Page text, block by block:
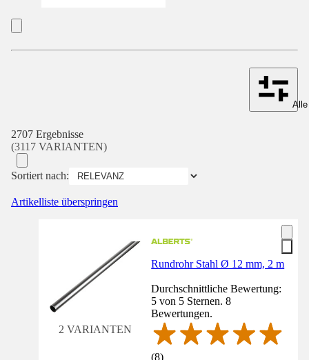
2707 Ergebnisse
(3117 VARIANTEN)
Sortiert nach:
Artikelliste überspringen
2 VARIANTEN
Rundrohr Stahl Ø 12 mm, 2 m
Durchschnittliche Bewertung:
5 von 5 Sternen. 8
Bewertungen.
(8)